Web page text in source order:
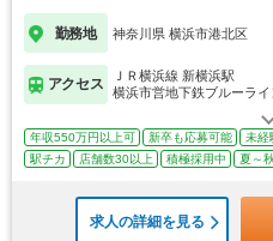
勤務地 神奈川県 横浜市港北区
アクセス
ＪＲ横浜線 新横浜駅
横浜市営地下鉄ブルーラ
年収550万円以上可 新卒も応募可能 未経
駅チカ
店舗数30以上 積極採用中 夏～
求人の詳細を見る